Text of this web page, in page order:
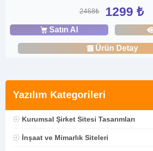
Yazılım Kategorileri
Kurumsal Şirket Sitesi Tasarımları
İnşaat ve Mimarlık Siteleri
2468₺ 1299 ₺
Satın Al
Ürün Detay